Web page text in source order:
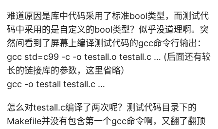
难道原因是库中代码采用了标准bool类型，而测试代
码中采用的是自定义的bool类型？似乎没道理啊。突
然间看到了屏幕上编译测试代码的gcc命令行输出：
gcc std=c99 -c -o testall.o testall.c … (后面还有较
长的链接库的参数，这里省略）
gcc -o testall testall.c …
怎么对testall.c编译了两次呢？测试代码目录下的
Makefile并没有包含第一个gcc命令啊，又翻了翻顶